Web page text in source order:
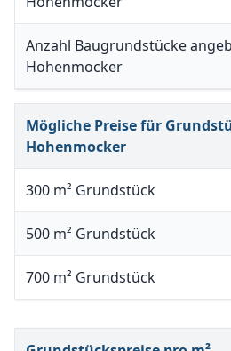
Anzahl Baugrundstücke
Hohenmocker
Mögliche Preise für
Hohenmocker
300 m² Grundstück
500 m² Grundstück
700 m² Grundstück